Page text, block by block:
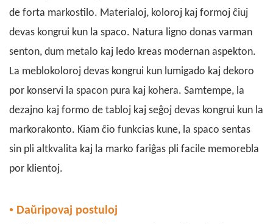
de forta markostilo. Materialoj, koloroj kaj formoj ĉiuj
devas kongrui kun la spaco. Natura ligno donas varman
senton, dum metalo kaj ledo kreas modernan aspekton.
La meblokoloroj devas kongrui kun lumigado kaj dekoro
por konservi la spacon pura kaj kohera. Samtempe, la
dezajno kaj formo de tabloj kaj seĝoj devas kongrui kun la
markorakonto. Kiam ĉio funkcias kune, la spaco sentas
sin pli altkvalita kaj la marko fariĝas pli facile memorebla
por klientoj.
• Daŭripovaj postuloj